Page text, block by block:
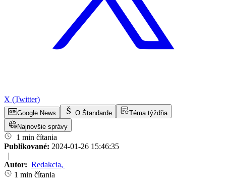
X (Twitter)
Google News O Štandarde
Téma týždňa
Najnovšie správy
1 min čítania
Publikované: 2024-01-26 15:46:35
|
Autor: Redakcia,
1 min čítania